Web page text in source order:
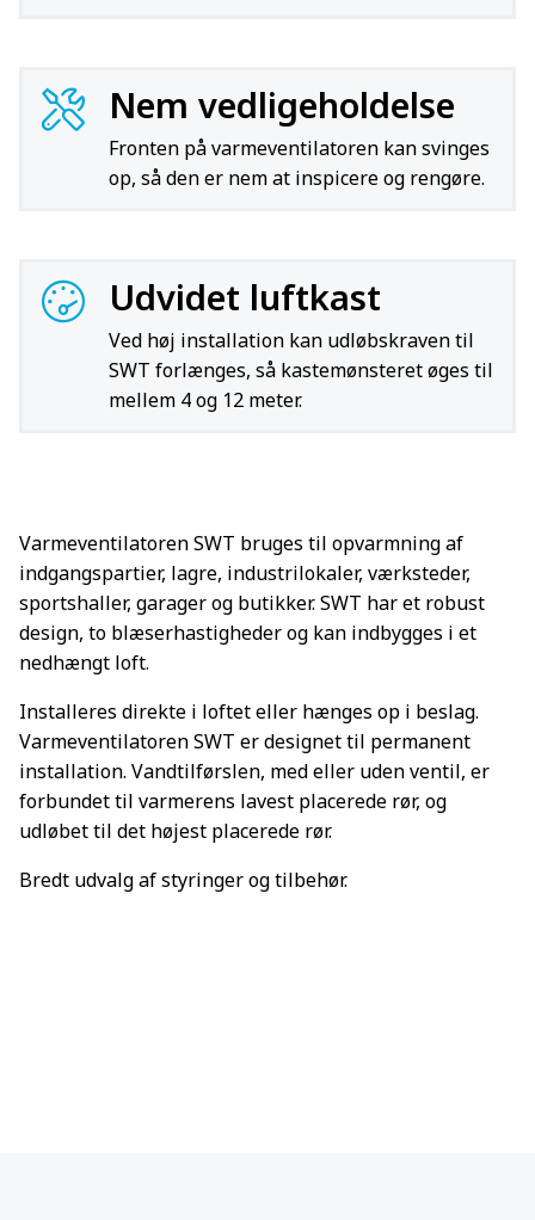
Nem vedligeholdelse
Fronten på varmeventilatoren kan svinges
op, så den er nem at inspicere og rengøre.
Udvidet luftkast
Ved høj installation kan udløbskraven til
SWT forlænges, så kastemønsteret øges til
mellem 4 og 12 meter.
Varmeventilatoren SWT bruges til opvarmning af
indgangspartier, lagre, industrilokaler, værksteder,
sportshaller, garager og butikker. SWT har et robust
design, to blæserhastigheder og kan indbygges i et
nedhængt loft.
Installeres direkte i loftet eller hænges op i beslag.
Varmeventilatoren SWT er designet til permanent
installation. Vandtilførslen, med eller uden ventil, er
forbundet til varmerens lavest placerede rør, og
udløbet til det højest placerede rør.
Bredt udvalg af styringer og tilbehør.